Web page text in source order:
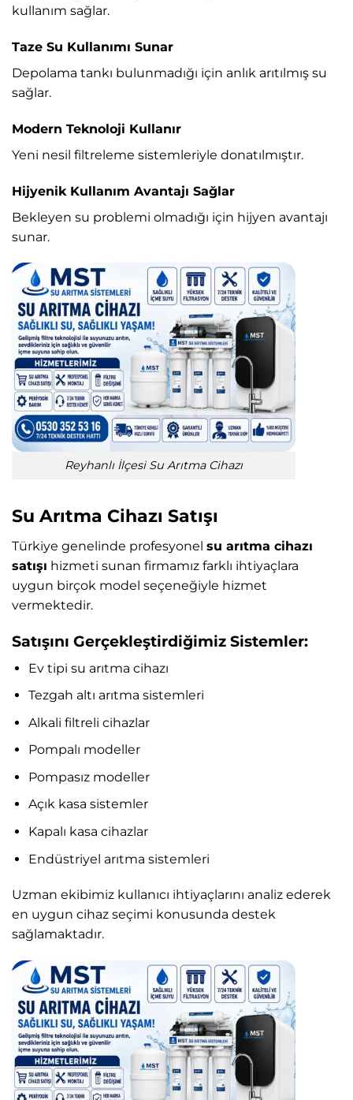
kullanım sağlar.
Taze Su Kullanımı Sunar
Depolama tankı bulunmadığı için anlık arıtılmış su
sağlar.
Modern Teknoloji Kullanır
Yeni nesil filtreleme sistemleriyle donatılmıştır.
Hijyenik Kullanım Avantajı Sağlar
Bekleyen su problemi olmadığı için hijyen avantajı
sunar.
Reyhanlı İlçesi Su Arıtma Cihazı
Su Arıtma Cihazı Satışı
Türkiye genelinde profesyonel su arıtma cihazı
satışı hizmeti sunan firmamız farklı ihtiyaçlara
uygun birçok model seçeneğiyle hizmet
vermektedir.
Satışını Gerçekleştirdiğimiz Sistemler:
Ev tipi su arıtma cihazı
Tezgah altı arıtma sistemleri
Alkali filtreli cihazlar
Pompalı modeller
Pompasız modeller
Açık kasa sistemler
Kapalı kasa cihazlar
Endüstriyel arıtma sistemleri
Uzman ekibimiz kullanıcı ihtiyaçlarını analiz ederek
en uygun cihaz seçimi konusunda destek
sağlamaktadır.